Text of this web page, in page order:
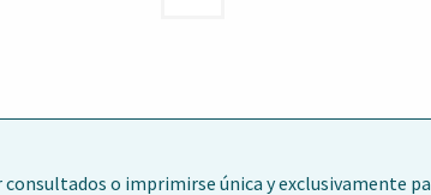
o imprimirse única y exclusivamente